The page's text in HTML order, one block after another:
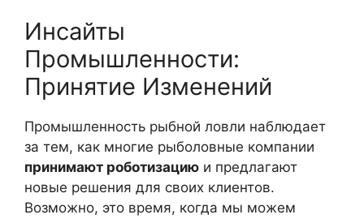
Инсайты
Промышленности:
Принятие Изменений
Промышленность рыбной ловли наблюдает
за тем, как многие рыболовные компании
принимают роботизацию и предлагают
новые решения для своих клиентов.
Возможно, это время, когда мы можем